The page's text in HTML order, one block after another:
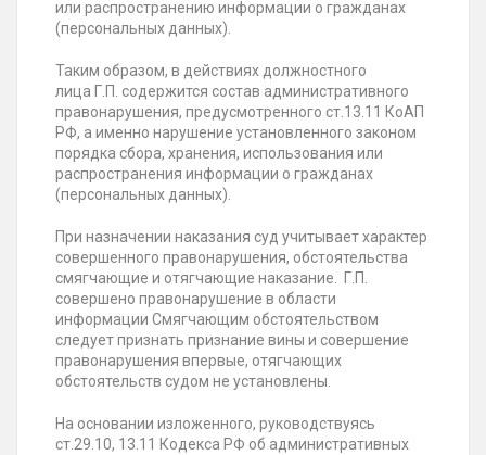
или распространению информации о гражданах
(персональных данных).
Таким образом, в действиях должностного
лица Г.П. содержится состав административного
правонарушения, предусмотренного ст.13.11 КоАП
РФ, а именно нарушение установленного законом
порядка сбора, хранения, использования или
распространения информации о гражданах
(персональных данных).
При назначении наказания суд учитывает характер
совершенного правонарушения, обстоятельства
смягчающие и отягчающие наказание. Г.П.
совершено правонарушение в области
информации Смягчающим обстоятельством
следует признать признание вины и совершение
правонарушения впервые, отягчающих
обстоятельств судом не установлены.
На основании изложенного, руководствуясь
ст.29.10, 13.11 Кодекса РФ об административных